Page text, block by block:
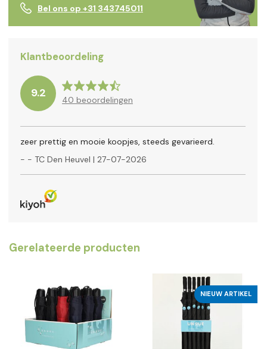
Bel ons op +31 343745011
Klantbeoordeling
9.2
40 beoordelingen
zeer prettig en mooie koopjes, steeds gevarieerd.
- - TC Den Heuvel | 27-07-2026
Gerelateerde producten
NIEUW ARTIKEL